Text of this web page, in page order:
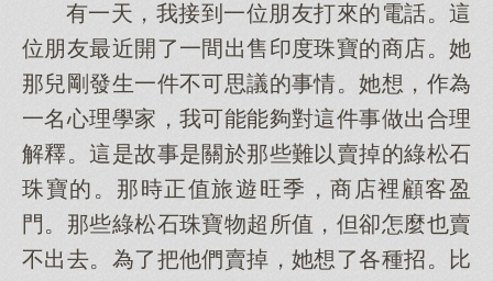
有一天，我接到一位朋友打來的電話。這
位朋友最近開了一間出售印度珠寶的商店。她
那兒剛發生一件不可思議的事情。她想，作為
一名心理學家，我可能能夠對這件事做出合理
解釋。這是故事是關於那些難以賣掉的綠松石
珠寶的。那時正值旅遊旺季，商店裡顧客盈
門。那些綠松石珠寶物超所值，但卻怎麼也賣
不出去。為了把他們賣掉，她想了各種招。比